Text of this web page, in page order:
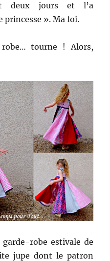
deux jours et l’a
princesse ». Ma foi.
tourne ! Alors,
robe estivale de
jupe dont le patron